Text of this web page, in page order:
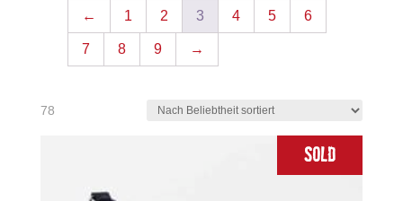
← 1 2 3 4 5 6
7 8 9 →
78Nach
Sold